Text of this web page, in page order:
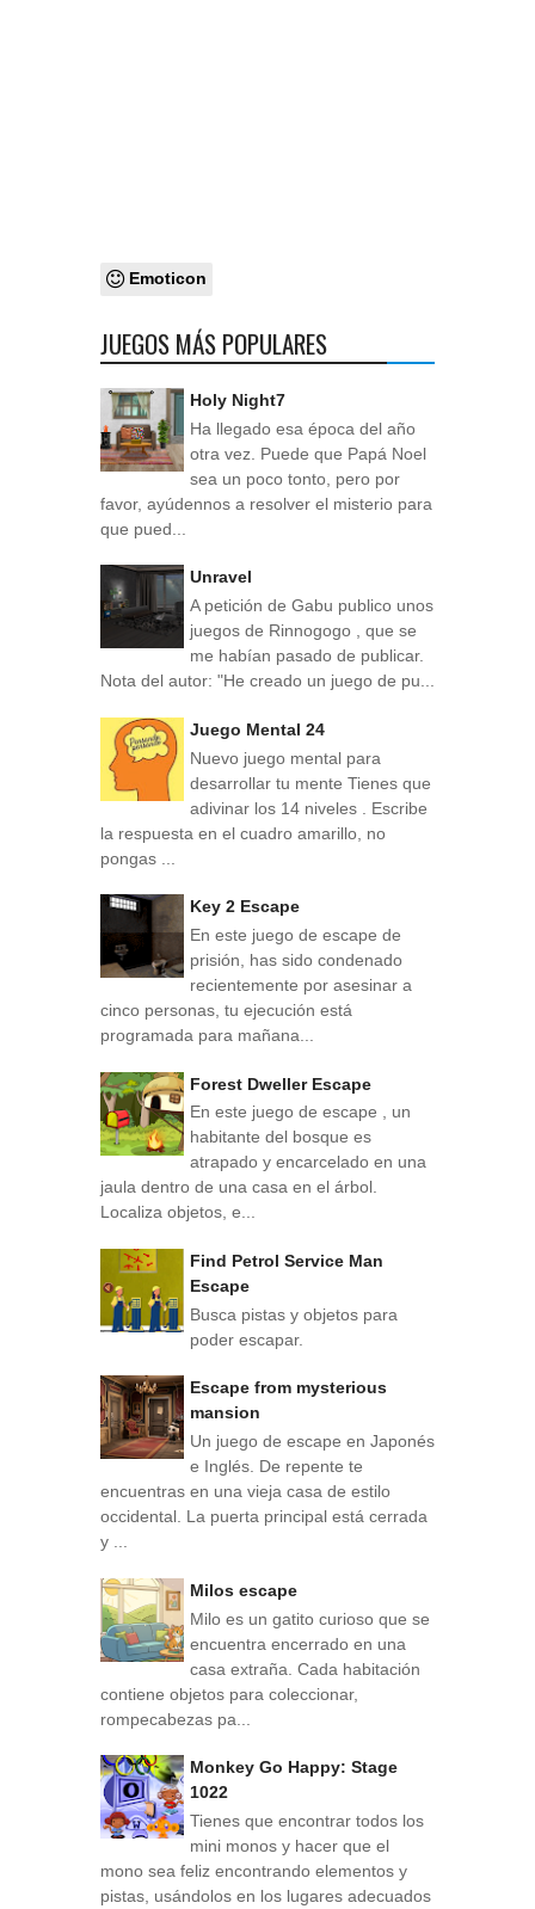
Emoticon
JUEGOS MÁS POPULARES
Holy Night7
Ha llegado esa época del año
otra vez. Puede que Papá Noel
sea un poco tonto, pero por
favor, ayúdennos a resolver el misterio para
que pued...
Unravel
A petición de Gabu publico unos
juegos de Rinnogogo , que se
me habían pasado de publicar.
Nota del autor: "He creado un juego de pu...
Juego Mental 24
Nuevo juego mental para
desarrollar tu mente Tienes que
adivinar los 14 niveles . Escribe
la respuesta en el cuadro amarillo, no
pongas ...
Key 2 Escape
En este juego de escape de
prisión, has sido condenado
recientemente por asesinar a
cinco personas, tu ejecución está
programada para mañana...
Forest Dweller Escape
En este juego de escape , un
habitante del bosque es
atrapado y encarcelado en una
jaula dentro de una casa en el árbol.
Localiza objetos, e...
Find Petrol Service Man
Escape
Busca pistas y objetos para
poder escapar.
Escape from mysterious
mansion
Un juego de escape en Japonés
e Inglés. De repente te
encuentras en una vieja casa de estilo
occidental. La puerta principal está cerrada
y ...
Milos escape
Milo es un gatito curioso que se
encuentra encerrado en una
casa extraña. Cada habitación
contiene objetos para coleccionar,
rompecabezas pa...
Monkey Go Happy: Stage
1022
Tienes que encontrar todos los
mini monos y hacer que el
mono sea feliz encontrando elementos y
pistas, usándolos en los lugares adecuados